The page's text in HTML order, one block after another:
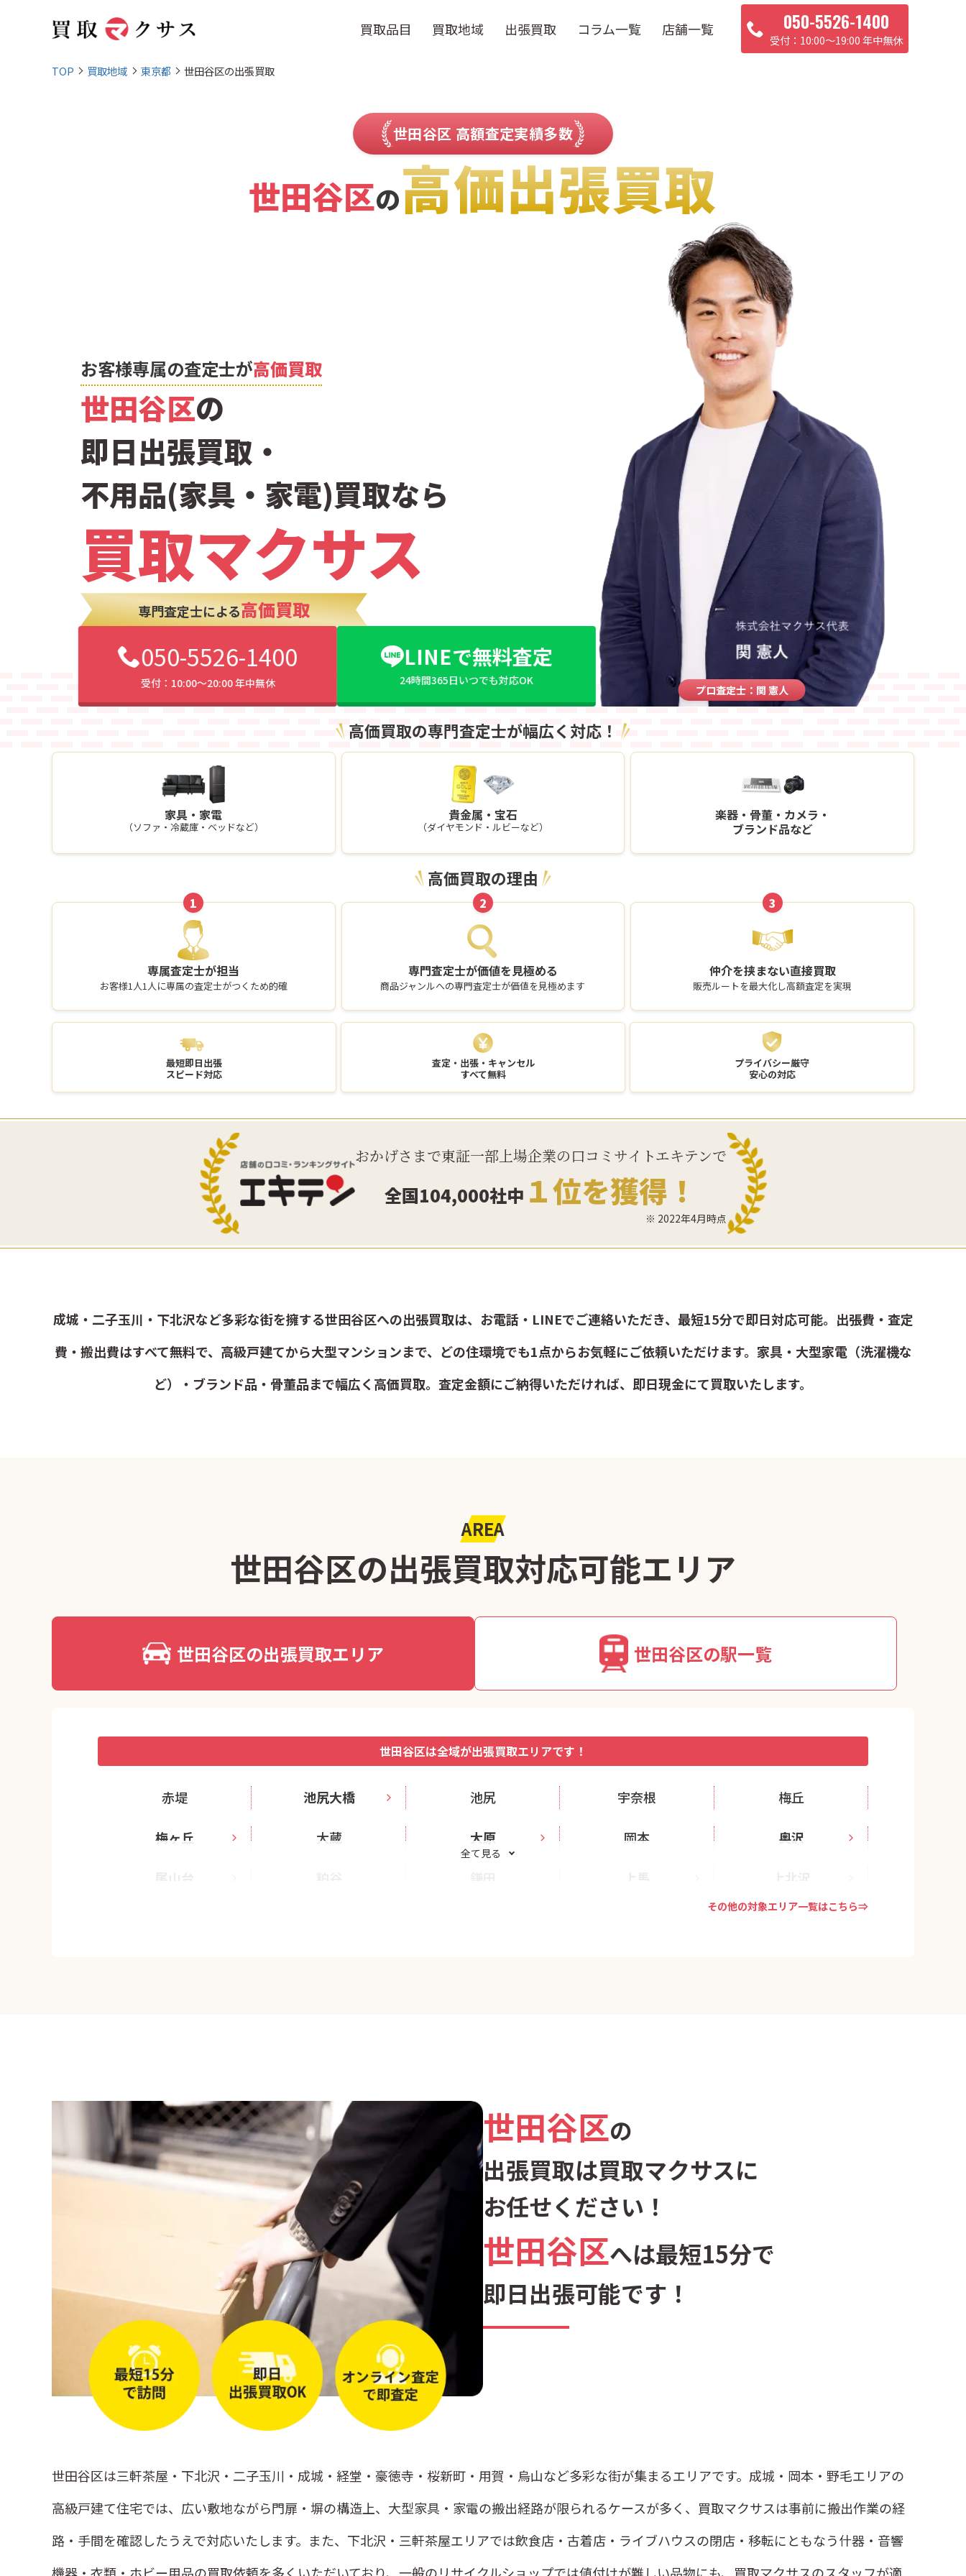
買取品目 買取地域 出張買取 コラム一覧 店舗一覧 050-5526-1400
10:00〜19:00 年中無休
TOP 買取地域 東京都 世田谷区の出張買取
世田谷区 高額査定実績多数
世田谷区の高価出張買取
お客様専属の査定士が高価買取
世田谷区の
即日出張買取・
不用品(家具・家電)買取なら
買取マクサス
専門査定士による高価買取
050-5526-1400
受付：10:00〜20:00 年中無休
LINEで無料査定
24時間365日いつでも対応OK
プロ査定士：関 憲人
高価買取の専門査定士が幅広く対応！
家具・家電
（ソファ・冷蔵庫・ベッドなど）
貴金属・宝石
（ダイヤモンド・ルビーなど）
楽器・骨董・カメラ・
ブランド品など
高価買取の理由
1
専属査定士が担当
お客様1人1人に専属の査定士がつくため的確
2
専門査定士が価値を見極める
商品ジャンルへの専門査定士が価値を見極めます
3
仲介を挟まない直接買取
販売ルートを最大化し高額査定を実現
最短即日出張
スピード対応
査定・出張・キャンセル
すべて無料
プライバシー厳守
安心の対応
おかげさまで東証一部上場企業の口コミサイトエキテンで
全国104,000社中 １位を獲得！
※ 2022年4月時点
成城・二子玉川・下北沢など多彩な街を擁する世田谷区への出張買取は、お電話・LINEでご連絡いただき、最短15分で即日対応可能。出張費・査定
費・搬出費はすべて無料で、高級戸建てから大型マンションまで、どの住環境でも1点からお気軽にご依頼いただけます。家具・大型家電（洗濯機な
ど）・ブランド品・骨董品まで幅広く高価買取。査定金額にご納得いただければ、即日現金にて買取いたします。
AREA
世田谷区の出張買取対応可能エリア
世田谷区の出張買取エリア 世田谷区の駅一覧
世田谷区は全域が出張買取エリアです！
赤堤 池尻大橋 池尻 宇奈根 梅丘
梅ヶ丘 大蔵 大原 岡本 奥沢
瀬田 世田谷 祖師谷 太子堂
代田 玉川 玉川台 玉川田園調布
千歳台 千歳船橋 弦巻
中町 二子玉川 野毛 野沢
東玉川 深沢
三宿 南烏山
全て見る
その他の対象エリア一覧はこちら⇒
世田谷区の
出張買取は買取マクサスに
お任せください！
世田谷区へは最短15分で
即日出張可能です！
世田谷区は三軒茶屋・下北沢・二子玉川・成城・経堂・豪徳寺・桜新町・用賀・烏山など多彩な街が集まるエリアです。成城・岡本・野毛エリアの
高級戸建て住宅では、広い敷地ながら門扉・塀の構造上、大型家具・家電の搬出経路が限られるケースが多く、買取マクサスは事前に搬出作業の経
路・手間を確認したうえで対応いたします。また、下北沢・三軒茶屋エリアでは飲食店・古着店・ライブハウスの閉店・移転にともなう什器・音響